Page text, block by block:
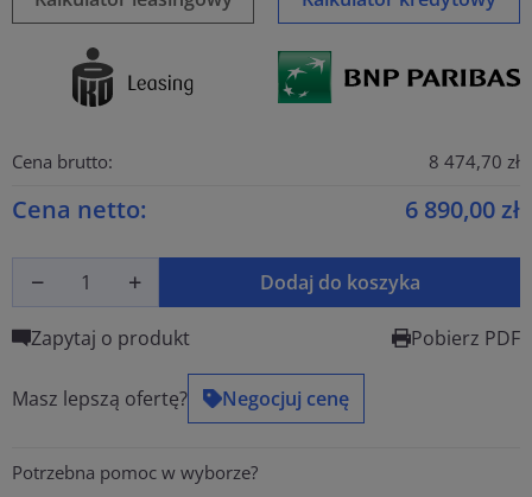
Cena brutto: 8 474,70 zł
Cena netto: 6 890,00 zł
Dodaj do koszyka
Zapytaj o produkt Pobierz PDF
Masz lepszą ofertę? Negocjuj cenę
Potrzebna pomoc w wyborze?